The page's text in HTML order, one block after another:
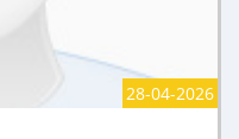
28-04-2026